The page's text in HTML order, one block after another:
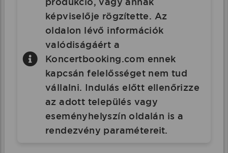
képviselője rögzítette. Az
oldalon lévő információk
valódiságáért a
Koncertbooking.com ennek
kapcsán felelősséget nem tud
vállalni. Indulás előtt ellenőrizze
az adott település vagy
eseményhelyszín oldalán is a
rendezvény paramétereit.